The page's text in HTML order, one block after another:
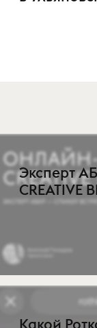
Эксперт
CREATIVE
Какой